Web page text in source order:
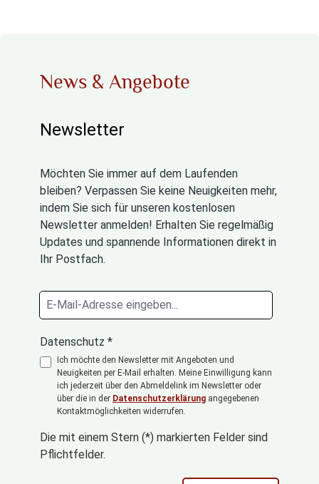
News & Angebote
Newsletter
Möchten Sie immer auf dem Laufenden
bleiben? Verpassen Sie keine Neuigkeiten mehr,
indem Sie sich für unseren kostenlosen
Newsletter anmelden! Erhalten Sie regelmäßig
Updates und spannende Informationen direkt in
Ihr Postfach.
Datenschutz *
Ich möchte den Newsletter mit Angeboten und
Neuigkeiten per E-Mail erhalten. Meine Einwilligung kann
ich jederzeit über den Abmeldelink im Newsletter oder
über die in der Datenschutzerklärung angegebenen
Kontaktmöglichkeiten widerrufen.
Die mit einem Stern (*) markierten Felder sind
Pflichtfelder.